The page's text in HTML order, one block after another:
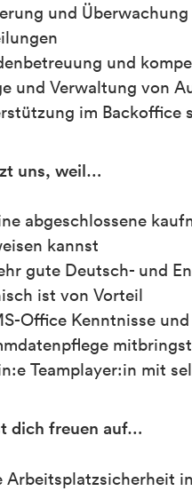
und
und
und Verwaltung von
im Backoffice
uns, weil…
abgeschlossene
kannst
gute Deutsch- und
ist von Vorteil
Office Kenntnisse
mitbringst
Teamplayer:in mit
dich freuen auf…
Arbeitsplatzsicherheit